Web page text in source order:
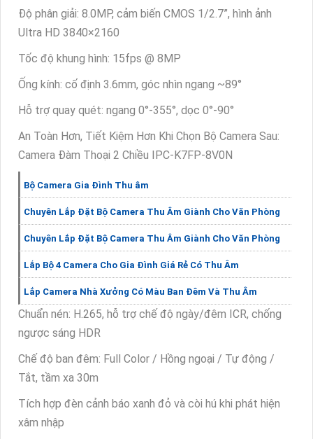
Độ phân giải: 8.0MP, cảm biến CMOS 1/2.7”, hình ảnh
Ultra HD 3840×2160
Tốc độ khung hình: 15fps @ 8MP
Ống kính: cố định 3.6mm, góc nhìn ngang ~89°
Hỗ trợ quay quét: ngang 0°-355°, dọc 0°-90°
An Toàn Hơn, Tiết Kiệm Hơn Khi Chọn Bộ Camera Sau:
Camera Đàm Thoại 2 Chiều IPC-K7FP-8V0N
Bộ Camera Gia Đình Thu âm
Chuyên Lắp Đặt Bộ Camera Thu Âm Giành Cho Văn Phòng
Chuyên Lắp Đặt Bộ Camera Thu Âm Giành Cho Văn Phòng
Lắp Bộ 4 Camera Cho Gia Đình Giá Rẻ Có Thu Âm
Lắp Camera Nhà Xưởng Có Màu Ban Đêm Và Thu Âm
Chuẩn nén: H.265, hỗ trợ chế độ ngày/đêm ICR, chống
ngược sáng HDR
Chế độ ban đêm: Full Color / Hồng ngoại / Tự động /
Tắt, tầm xa 30m
Tích hợp đèn cảnh báo xanh đỏ và còi hú khi phát hiện
xâm nhập